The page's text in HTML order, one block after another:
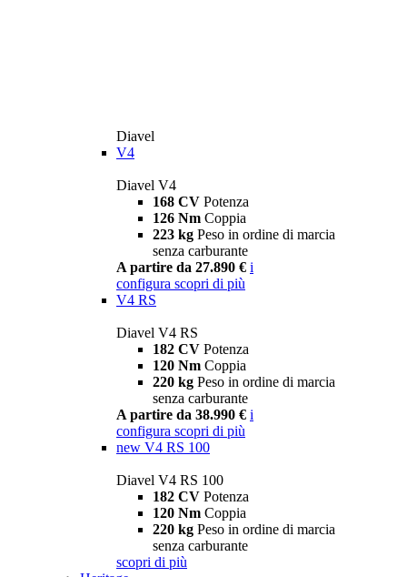
Diavel
V4
Diavel V4
168 CV Potenza
126 Nm Coppia
223 kg Peso in ordine di marcia
senza carburante
A partire da 27.890 € i
configura scopri di più
V4 RS
Diavel V4 RS
182 CV Potenza
120 Nm Coppia
220 kg Peso in ordine di marcia
senza carburante
A partire da 38.990 € i
configura scopri di più
new V4 RS 100
Diavel V4 RS 100
182 CV Potenza
120 Nm Coppia
220 kg Peso in ordine di marcia
senza carburante
scopri di più